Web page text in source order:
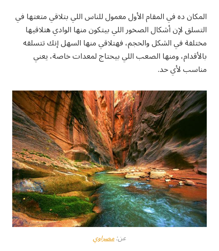
المكان ده في المقام الأول معمول للناس اللي بتلاقي متعتها في
التسلق لإن أشكال الصخور اللي بيتكون منها الوادي هتلاقيها
مختلفة في الشكل والحجم، فهتلاقي منها السهل إنك تتسلقه
بالأقدام، ومنها الصعب اللي بيحتاج لمعدات خاصة، يعني
مناسب لأي حد.
عن:مصراوي